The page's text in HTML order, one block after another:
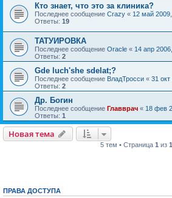
Кто знает, что это за клиника?
Последнее сообщение Crazy « 12 май
Ответы: 19
ТАТУИРОВКА
Последнее сообщение Oracle « 14 апр
Ответы: 2
Gde luch'she sdelat;?
Последнее сообщение ВладТросси « 31
Ответы: 2
Др. Богин
Последнее сообщение Главврач « 18 фев
Ответы: 1
Новая тема
5 тем • Страница 1 из 1
ПРАВА ДОСТУПА